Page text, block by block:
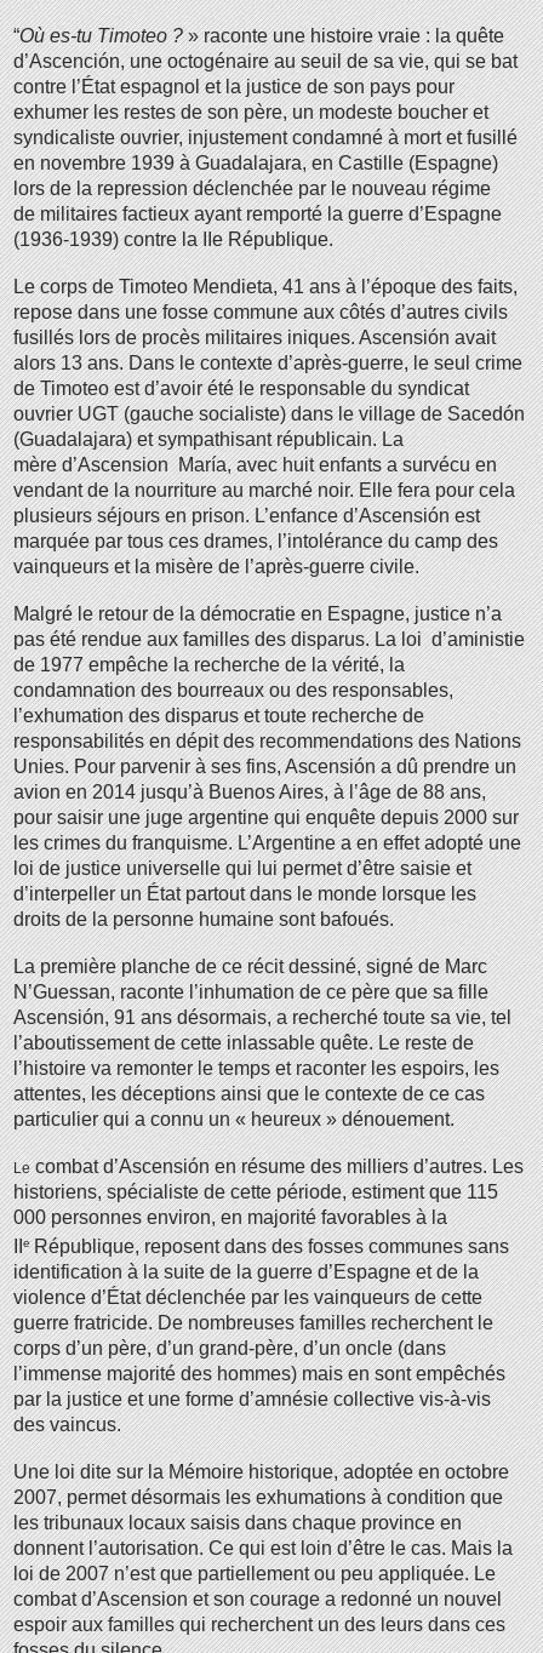
“Où es-tu Timoteo ?» raconte une histoire vraie : la quête
d’Ascención, une octogénaire au seuil de sa vie, qui se bat
contre l’État espagnol et la justice de son pays pour
exhumer les restes de son père, un modeste boucher et
syndicaliste ouvrier,injustement condamné à mort et fusillé
en novembre 1939 à Guadalajara, en Castille (Espagne)
lors de la repression déclenchée par le nouveau régime
de militaires factieux ayant remporté la guerre d’Espagne
(1936-1939) contre la IIe République.
Le corps de Timoteo Mendieta, 41 ans à l’époque des faits,
repose dans une fosse commune aux côtés d’autres civils
fusillés lors de procès militaires iniques. Ascensión avait
alors 13 ans. Dans le contexte d’après-guerre, le seul crime
de Timoteo est d’avoir été le responsable du syndicat
ouvrier UGT (gauche socialiste) dans le village de Sacedón
(Guadalajara) et sympathisant républicain. La
mère d’Ascension María, avec huit enfants a survécu en
vendant de la nourriture au marché noir. Elle fera pour cela
plusieurs séjours en prison. L’enfance d’Ascensión est
marquée par tous ces drames, l’intolérance du camp des
vainqueurs et la misère de l’après-guerre civile.
Malgré le retour de la démocratie en Espagne, justice n’a
pas été rendue aux familles des disparus. La loi d’aministie
de 1977 empêche la recherche de la vérité, la
condamnation des bourreaux ou des responsables,
l’exhumation des disparus et toute recherche de
responsabilités en dépit des recommendations des Nations
Unies. Pour parvenir à ses fins, Ascensión a dû prendre un
avion en 2014 jusqu’à Buenos Aires, à l’âge de 88 ans,
pour saisir une juge argentine qui enquête depuis 2000 sur
les crimes du franquisme. L’Argentine a en effet adopté une
loi de justice universelle qui lui permet d’être saisie et
d’interpeller un État partout dans le monde lorsque les
droits de la personne humaine sont bafoués.
La première planche de ce récit dessiné, signé de Marc
N’Guessan, raconte l’inhumation de ce père que sa fille
Ascensión, 91 ans désormais, a recherché toute sa vie, tel
l’aboutissement de cette inlassable quête. Le reste de
l’histoire va remonter le temps et raconter les espoirs, les
attentes, les déceptions ainsi que le contexte de ce cas
particulier qui a connu un « heureux » dénouement.
Lecombat d’Ascensión en résume des milliers d’autres. Les
historiens, spécialiste de cette période, estiment que 115
000 personnes environ, en majorité favorables à la
IIeRépublique, reposent dans des fosses communes sans
identification à la suite de la guerre d’Espagne et de la
violence d’État déclenchée par les vainqueurs de cette
guerre fratricide. De nombreuses familles recherchent le
corps d’un père, d’un grand-père, d’un oncle (dans
l’immense majorité des hommes) mais en sont empêchés
par la justice et une forme d’amnésie collective vis-à-vis
des vaincus.
Une loi dite sur la Mémoire historique, adoptée en octobre
2007, permet désormais les exhumations à condition que
les tribunaux locaux saisis dans chaque province en
donnent l’autorisation. Ce qui est loin d’être le cas. Mais la
loi de 2007 n’est que partiellement ou peu appliquée. Le
combat d’Ascension et son courage a redonné un nouvel
espoir aux familles qui recherchent un des leurs dans ces